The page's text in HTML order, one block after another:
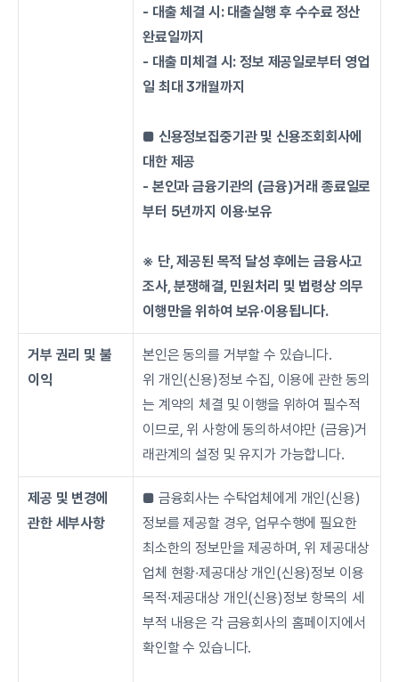
- 대출 체결 시: 대출실행 후 수수료 정산
완료일까지
- 대출 미체결 시: 정보 제공일로부터 영업
일 최대 3개월까지
■ 신용정보집중기관 및 신용조회회사에
대한 제공
- 본인과 금융기관의 (금융)거래 종료일로
부터 5년까지 이용·보유
※ 단, 제공된 목적 달성 후에는 금융사고
조사, 분쟁해결, 민원처리 및 법령상 의무
이행만을 위하여 보유·이용됩니다.
거부 권리 및 불
이익
본인은 동의를 거부할 수 있습니다.
위 개인(신용)정보 수집, 이용에 관한 동의
는 계약의 체결 및 이행을 위하여 필수적
이므로, 위 사항에 동의하셔야만 (금융)거
래관계의 설정 및 유지가 가능합니다.
제공 및 변경에
관한 세부사항
■ 금융회사는 수탁업체에게 개인(신용)
정보를 제공할 경우, 업무수행에 필요한
최소한의 정보만을 제공하며, 위 제공대상
업체 현황∙제공대상 개인(신용)정보 이용
목적∙제공대상 개인(신용)정보 항목의 세
부적 내용은 각 금융회사의 홈페이지에서
확인할 수 있습니다.